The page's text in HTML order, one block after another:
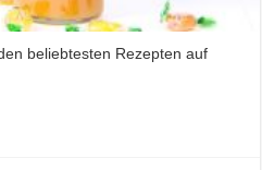
beliebtesten Rezepten auf